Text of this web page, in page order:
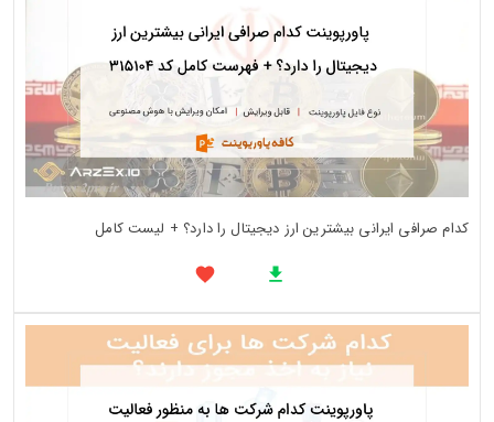
کدام صرافی ایرانی بیشترین ارز دیجیتال را دارد؟ + لیست کامل